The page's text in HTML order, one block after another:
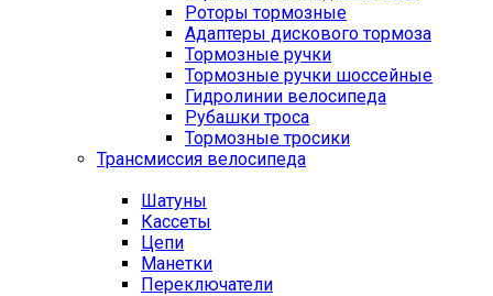
Роторы тормозные
Адаптеры дискового тормоза
Тормозные ручки
Тормозные ручки шоссейные
Гидролинии велосипеда
Рубашки троса
Тормозные тросики
Трансмиссия велосипеда
Шатуны
Кассеты
Цепи
Манетки
Переключатели